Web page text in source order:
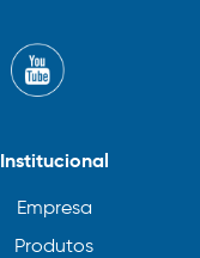
Institucional
Empresa
Produtos